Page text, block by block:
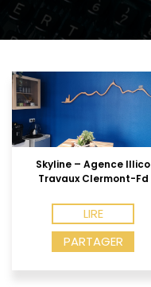
Skyline – Agence Illico
Travaux Clermont-Fd
LIRE
PARTAGER